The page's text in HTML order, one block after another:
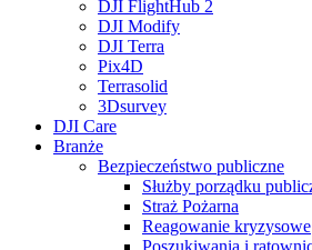
DJI FlightHub 2
DJI Modify
DJI Terra
Pix4D
Terrasolid
3Dsurvey
DJI Care
Branże
Bezpieczeństwo publiczne
Służby porządku
Straż Pożarna
Reagowanie kryzysowe
Poszukiwania i